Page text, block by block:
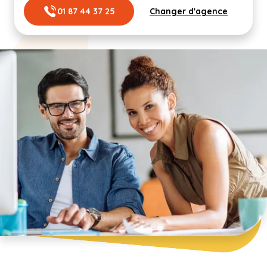
01 87 44 37 25
Changer d'agence